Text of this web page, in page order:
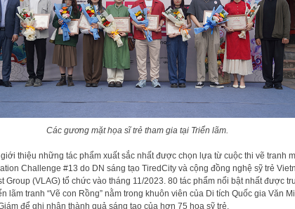
Các gương mặt họa sĩ trẻ tham gia tại Triển lãm.
thiệu những tác phẩm xuất sắc nhất được chọn lựa từ cuộc thi vẽ tranh
Challenge #13 do DN sáng tạo TiredCity và cộng đồng nghệ sỹ trẻ
Group (VLAG) tổ chức vào tháng 11/2023. 80 tác phẩm nổi bật nhất được
lãm tranh “Vẽ con Rồng” nằm trong khuôn viên của Di tích Quốc gia Văn
để ghi nhận thành quả sáng tạo của hơn 75 họa sỹ trẻ.